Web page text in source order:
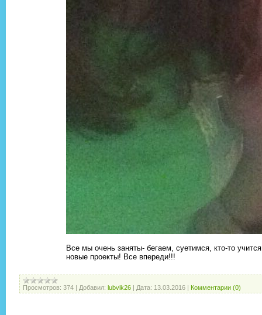
Все мы очень заняты- бегаем, суетимся, кто-то
новые проекты! Все впереди!!!
Просмотров: 374 Добавил: lubvik26 Дата: 13.03.2016 Комментарии (0)